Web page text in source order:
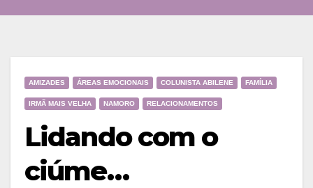
AMIZADES ÁREAS EMOCIONAIS COLUNISTA ABILENE FAMÍLIA
IRMÃ MAIS VELHA NAMORO RELACIONAMENTOS
Lidando com o
ciúme…